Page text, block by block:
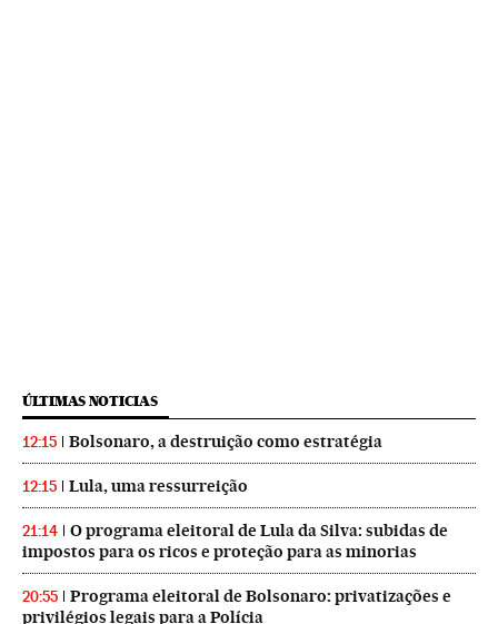
ÚLTIMAS NOTICIAS
12:15 Bolsonaro, a destruição como estratégia
12:15 Lula, uma ressurreição
21:14
O programa eleitoral de Lula da Silva: subidas de
impostos para os ricos e proteção para as minorias
20:55
Programa eleitoral de Bolsonaro: privatizações e
privilégios legais para a Polícia